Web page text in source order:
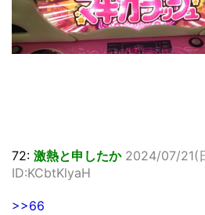
72: 激熱と申したか 2024/07/21(
ID:KCbtKlyaH
>>66